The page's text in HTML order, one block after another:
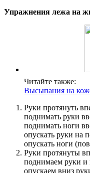
Упражнения лежа на
Читайте также:
Высыпания на
Руки протянуть
поднимать руки
поднимать ноги
опускать руки на
опускать ноги
Руки протянуты
поднимаем руки и
опускаем вниз